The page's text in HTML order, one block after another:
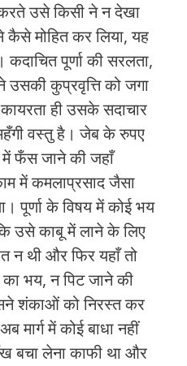
उसे किसी ने न देखा
मोहित कर लिया, यह
पूर्णा की सरलता,
कुप्रवृत्ति को जगा
ही उसके सदाचार
वस्तु है। जेब के रुपए
फँस जाने की जहाँ
में कमलाप्रसाद जैसा
पूर्णा के विषय में कोई भय
उसे काबू में लाने के लिए
न थी और फिर यहाँ तो
भय, न पिट जाने की
शंकाओं को निरस्त कर
मार्ग में कोई बाधा नहीं
बचा लेना काफी था और